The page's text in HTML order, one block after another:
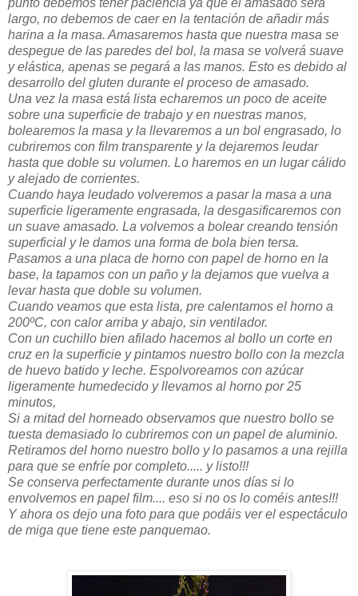
punto debemos tener paciencia ya que el amasado será
largo, no debemos de caer en la tentación de añadir más
harina a la masa. Amasaremos hasta que nuestra masa se
despegue de las paredes del bol, la masa se volverá suave
y elástica, apenas se pegará a las manos. Esto es debido al
desarrollo del gluten durante el proceso de amasado.
Una vez la masa está lista echaremos un poco de aceite
sobre una superficie de trabajo y en nuestras manos,
bolearemos la masa y la llevaremos a un bol engrasado, lo
cubriremos con film transparente y la dejaremos leudar
hasta que doble su volumen. Lo haremos en un lugar cálido
y alejado de corrientes.
Cuando haya leudado volveremos a pasar la masa a una
superficie ligeramente engrasada, la desgasificaremos con
un suave amasado. La volvemos a bolear creando tensión
superficial y le damos una forma de bola bien tersa.
Pasamos a una placa de horno con papel de horno en la
base, la tapamos con un paño y la dejamos que vuelva a
levar hasta que doble su volumen.
Cuando veamos que esta lista, pre calentamos el horno a
200ºC, con calor arriba y abajo, sin ventilador.
Con un cuchillo bien afilado hacemos al bollo un corte en
cruz en la superficie y pintamos nuestro bollo con la mezcla
de huevo batido y leche. Espolvoreamos con azúcar
ligeramente humedecido y llevamos al horno por 25
minutos,
Si a mitad del horneado observamos que nuestro bollo se
tuesta demasiado lo cubriremos con un papel de aluminio.
Retiramos del horno nuestro bollo y lo pasamos a una rejilla
para que se enfríe por completo..... y listo!!!
Se conserva perfectamente durante unos días si lo
envolvemos en papel film.... eso si no os lo coméis antes!!!
Y ahora os dejo una foto para que podáis ver el espectáculo
de miga que tiene este panquemao.